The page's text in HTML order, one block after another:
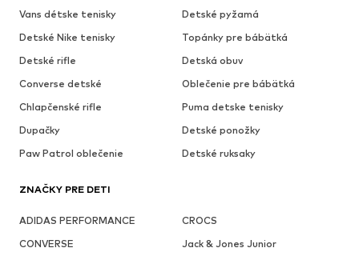
Vans détske tenisky
Detské pyžamá
Detské Nike tenisky
Topánky pre bábätká
Detské rifle
Detská obuv
Converse detské
Oblečenie pre bábätká
Chlapčenské rifle
Puma detske tenisky
Dupačky
Detské ponožky
Paw Patrol oblečenie
Detské ruksaky
ZNAČKY PRE DETI
ADIDAS PERFORMANCE
CROCS
CONVERSE
Jack & Jones Junior